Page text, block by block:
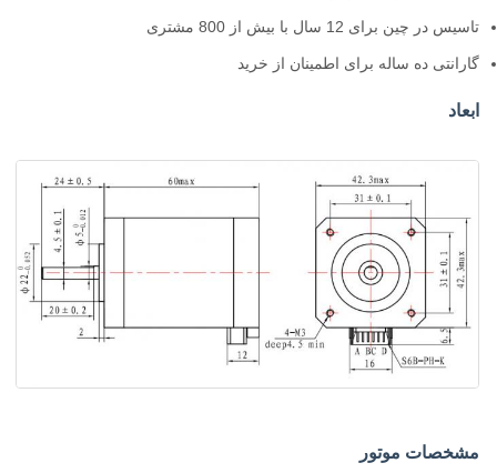
تاسیس در چین برای 12 سال با بیش از 800 مشتری
گارانتی ده ساله برای اطمینان از خرید
ابعاد
مشخصات موتور